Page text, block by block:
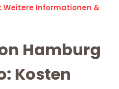
Weitere Informationen &
Hamburg
Kosten